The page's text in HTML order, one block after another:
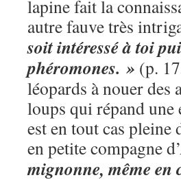
lapine fait la
autre fauve très
soit intéressé à toi
phéromones. » (p.
léopards à nouer des
loups qui répand une
est en tout cas
en petite compagne
mignonne, même en